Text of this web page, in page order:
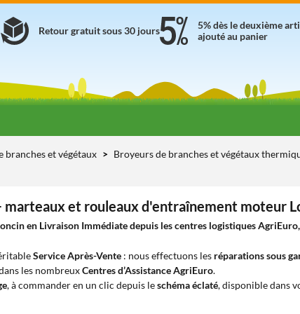
5% dès le deuxième
ajouté au panier
Retour gratuit sous 30 jours
branches et végétaux Broyeurs de branches et végétaux
marteaux et rouleaux d'entraînement moteur
en Livraison Immédiate depuis les centres logistiques
Service Après-Vente : nous effectuons les réparations sous
les nombreuxCentres d’Assistance AgriEuro.
, à commander en un clic depuis leschéma éclaté, disponible dans